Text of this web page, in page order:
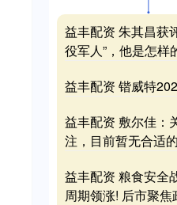
益丰配资 朱其昌获
役军人”，他是怎样
益丰配资 锴威特
益丰配资 敷尔佳：
注，目前暂无合适
益丰配资 粮食安全
周期领涨! 后市聚焦